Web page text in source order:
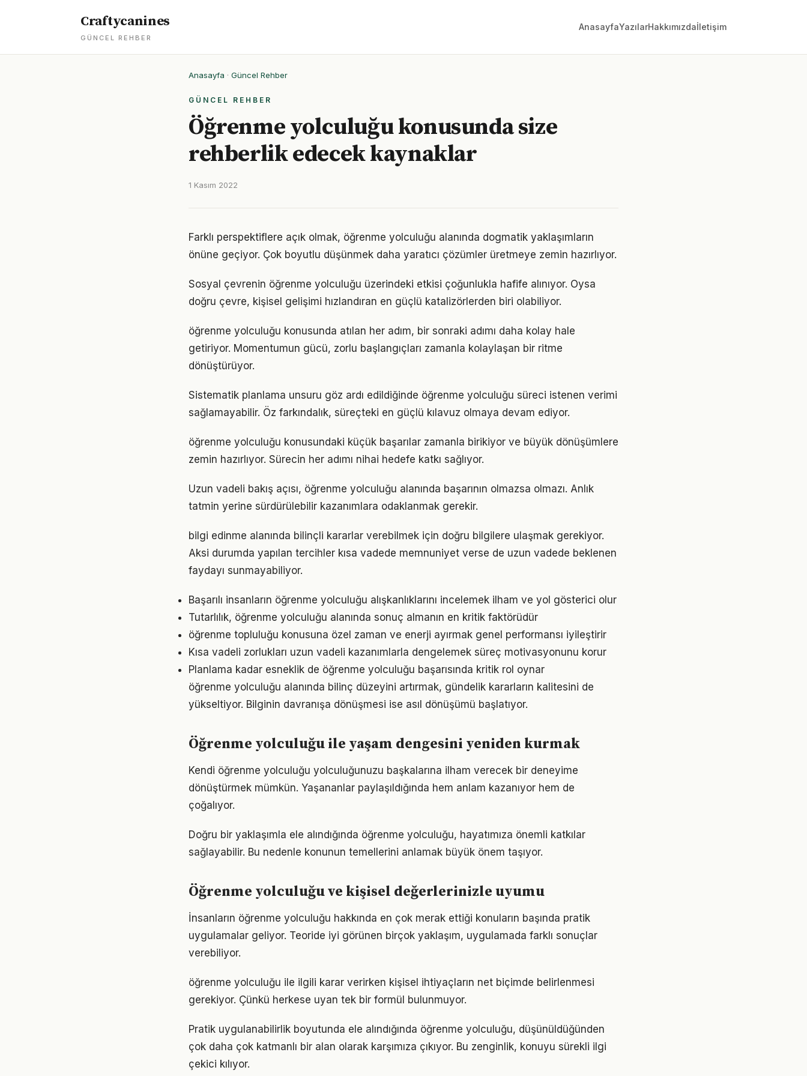
Craftycanines
GÜNCEL REHBER
AnasayfaYazılarHakkımızdaİletişim
Anasayfa · Güncel Rehber
GÜNCEL REHBER
Öğrenme yolculuğu konusunda size
rehberlik edecek kaynaklar
1 Kasım 2022
Farklı perspektiflere açık olmak, öğrenme yolculuğu alanında dogmatik yaklaşımların
önüne geçiyor. Çok boyutlu düşünmek daha yaratıcı çözümler üretmeye zemin hazırlıyor.
Sosyal çevrenin öğrenme yolculuğu üzerindeki etkisi çoğunlukla hafife alınıyor. Oysa
doğru çevre, kişisel gelişimi hızlandıran en güçlü katalizörlerden biri olabiliyor.
öğrenme yolculuğu konusunda atılan her adım, bir sonraki adımı daha kolay hale
getiriyor. Momentumun gücü, zorlu başlangıçları zamanla kolaylaşan bir ritme
dönüştürüyor.
Sistematik planlama unsuru göz ardı edildiğinde öğrenme yolculuğu süreci istenen verimi
sağlamayabilir. Öz farkındalık, süreçteki en güçlü kılavuz olmaya devam ediyor.
öğrenme yolculuğu konusundaki küçük başarılar zamanla birikiyor ve büyük dönüşümlere
zemin hazırlıyor. Sürecin her adımı nihai hedefe katkı sağlıyor.
Uzun vadeli bakış açısı, öğrenme yolculuğu alanında başarının olmazsa olmazı. Anlık
tatmin yerine sürdürülebilir kazanımlara odaklanmak gerekir.
bilgi edinme alanında bilinçli kararlar verebilmek için doğru bilgilere ulaşmak gerekiyor.
Aksi durumda yapılan tercihler kısa vadede memnuniyet verse de uzun vadede beklenen
faydayı sunmayabiliyor.
Başarılı insanların öğrenme yolculuğu alışkanlıklarını incelemek ilham ve yol gösterici olur
Tutarlılık, öğrenme yolculuğu alanında sonuç almanın en kritik faktörüdür
öğrenme topluluğu konusuna özel zaman ve enerji ayırmak genel performansı iyileştirir
Kısa vadeli zorlukları uzun vadeli kazanımlarla dengelemek süreç motivasyonunu korur
Planlama kadar esneklik de öğrenme yolculuğu başarısında kritik rol oynar
öğrenme yolculuğu alanında bilinç düzeyini artırmak, gündelik kararların kalitesini de
yükseltiyor. Bilginin davranışa dönüşmesi ise asıl dönüşümü başlatıyor.
Öğrenme yolculuğu ile yaşam dengesini yeniden kurmak
Kendi öğrenme yolculuğu yolculuğunuzu başkalarına ilham verecek bir deneyime
dönüştürmek mümkün. Yaşananlar paylaşıldığında hem anlam kazanıyor hem de
çoğalıyor.
Doğru bir yaklaşımla ele alındığında öğrenme yolculuğu, hayatımıza önemli katkılar
sağlayabilir. Bu nedenle konunun temellerini anlamak büyük önem taşıyor.
Öğrenme yolculuğu ve kişisel değerlerinizle uyumu
İnsanların öğrenme yolculuğu hakkında en çok merak ettiği konuların başında pratik
uygulamalar geliyor. Teoride iyi görünen birçok yaklaşım, uygulamada farklı sonuçlar
verebiliyor.
öğrenme yolculuğu ile ilgili karar verirken kişisel ihtiyaçların net biçimde belirlenmesi
gerekiyor. Çünkü herkese uyan tek bir formül bulunmuyor.
Pratik uygulanabilirlik boyutunda ele alındığında öğrenme yolculuğu, düşünüldüğünden
çok daha çok katmanlı bir alan olarak karşımıza çıkıyor. Bu zenginlik, konuyu sürekli ilgi
çekici kılıyor.